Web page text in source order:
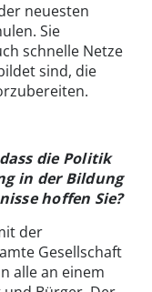
neuesten
Sie
schnelle Netze
sind, die
die Politik
in der Bildung
hoffen Sie?
der
Gesellschaft
alle an einem